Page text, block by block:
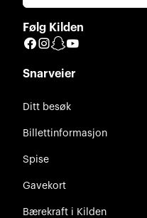
Følg Kilden
Facebook
Instagram
Snapchat
Snarveier
Ditt besøk
Billettinformasjon
Spise
Gavekort
Bærekraft i Kilden